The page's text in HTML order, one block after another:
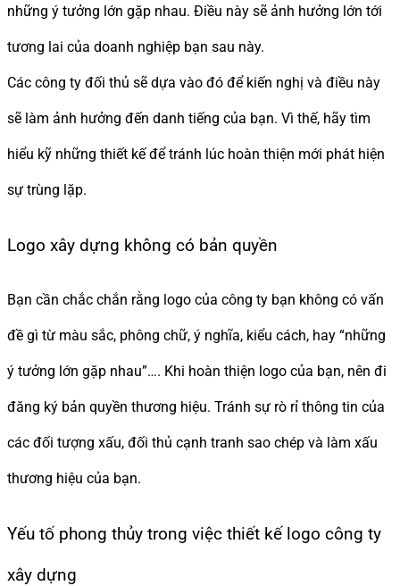
những ý tưởng lớn gặp nhau. Điều này sẽ ảnh hưởng lớn tới
tương lai của doanh nghiệp bạn sau này.
Các công ty đối thủ sẽ dựa vào đó để kiến nghị và điều này
sẽ làm ảnh hưởng đến danh tiếng của bạn. Vì thế, hãy tìm
hiểu kỹ những thiết kế để tránh lúc hoàn thiện mới phát hiện
sự trùng lặp.
Logo xây dựng không có bản quyền
Bạn cần chắc chắn rằng logo của công ty bạn không có vấn
đề gì từ màu sắc, phông chữ, ý nghĩa, kiểu cách, hay “những
ý tưởng lớn gặp nhau”…. Khi hoàn thiện logo của bạn, nên đi
đăng ký bản quyền thương hiệu. Tránh sự rò rỉ thông tin của
các đối tượng xấu, đối thủ cạnh tranh sao chép và làm xấu
thương hiệu của bạn.
Yếu tố phong thủy trong việc thiết kế logo công ty
xây dựng